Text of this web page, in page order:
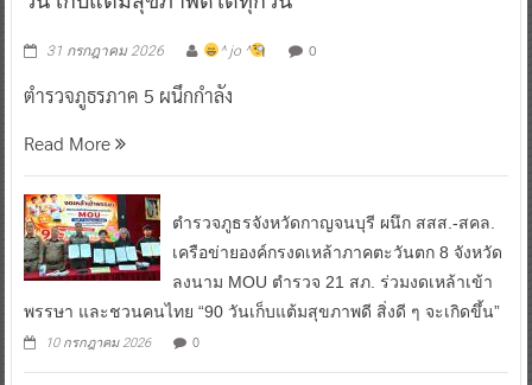
31 กรกฎาคม 2026 ^ jo ^ 0
ตำรวจภูธรภาค 5 ผนึกกำลัง
Read More
ตำรวจภูธรจังหวัดกาญจนบุรี ผนึก สสส.-สคล.
เครือข่ายองค์กรงดเหล้าภาคตะวันตก 8 จังหวัด
ลงนาม MOU ตำรวจ 21 สภ. ร่วมงดเหล้าเข้า
พรรษา และชวนคนไทย “90 วันเก็บแต้มสุขภาพดี สิ่งดี ๆ จะเกิดขึ้น”
10 กรกฎาคม 2026 0